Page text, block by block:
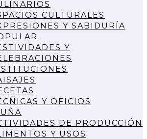
CULTURALES
Y SABIDURÍA
Y
Y OFICIOS
DE PRODUCCIÓN
Y USOS